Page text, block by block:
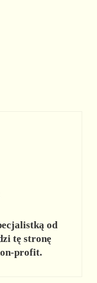
od
tę stronę
profit.